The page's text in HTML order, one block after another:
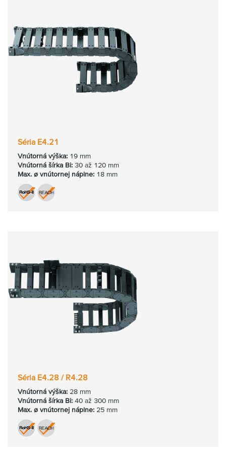
Séria E4.21
Vnútorná výška: 19 mm
Vnútorná šírka Bi: 30 až 120 mm
Max. ø vnútornej náplne: 18 mm
Séria E4.28 / R4.28
Vnútorná výška: 28 mm
Vnútorná šírka Bi: 40 až 300 mm
Max. ø vnútornej náplne: 25 mm